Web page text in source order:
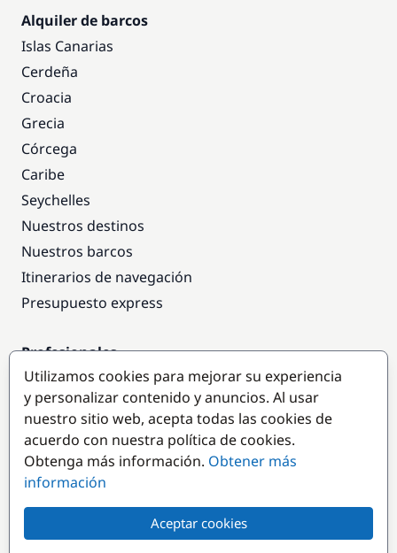
Alquiler de barcos
Islas Canarias
Cerdeña
Croacia
Grecia
Córcega
Caribe
Seychelles
Nuestros destinos
Nuestros barcos
Itinerarios de navegación
Presupuesto express
Profesionales
Acceso empresas
Colaborar como empresa
Destinos populares
Utilizamos cookies para mejorar su experiencia
y personalizar contenido y anuncios. Al usar
nuestro sitio web, acepta todas las cookies de
acuerdo con nuestra política de cookies.
Obtenga más información. Obtener más
información
Aceptar cookies